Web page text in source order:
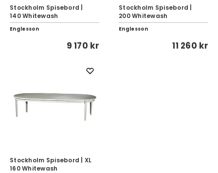
Stockholm Spisebord |
140 Whitewash
Englesson
9 170 kr
Stockholm Spisebord |
200 Whitewash
Englesson
11 260 kr
Stockholm Spisebord | XL
160 Whitewash